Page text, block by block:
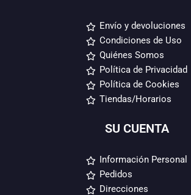
Envío y devoluciones
Condiciones de Uso
Quiénes Somos
Política de Privacidad
Política de Cookies
Tiendas/Horarios
SU CUENTA
Información Personal
Pedidos
Direcciones